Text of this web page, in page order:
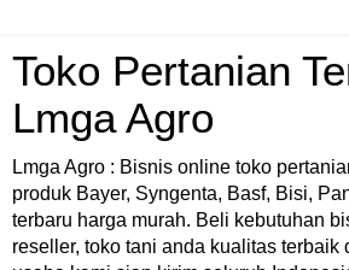
Toko Pertanian
Lmga Agro
Lmga Agro : Bisnis online toko
produk Bayer, Syngenta, Basf, Bisi,
terbaru harga murah. Beli kebutuhan
reseller, toko tani anda kualitas terbaik